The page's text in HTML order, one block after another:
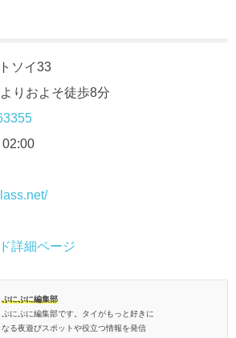
ソイ33
りおよそ徒歩8分
詳細ページ
ぷにぷに編集部
ぷにぷに編集部です。タイがもっと好きに
なる夜遊びスポットや役立つ情報を発信